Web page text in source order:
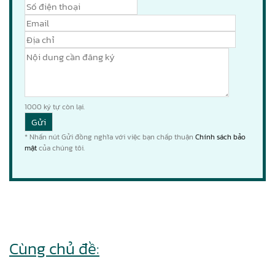
1000 ký tự còn lại.
* Nhấn nút Gửi đồng nghĩa với việc bạn chấp thuận Chính sách bảo
mậtcủa chúng tôi.
Cùng chủ đề: